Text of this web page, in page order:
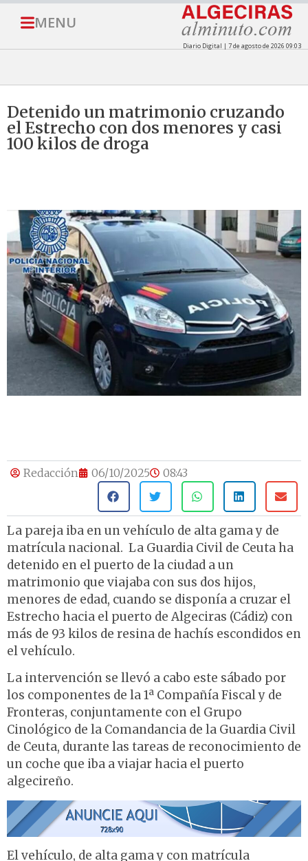
MENU
Diario Digital | 7 de agosto de 2026 09:03
Detenido un matrimonio cruzando
el Estrecho con dos menores y casi
100 kilos de droga
Redacción 06/10/2025 08:43
La pareja iba en un vehículo de alta gama y de
matrícula nacional. La Guardia Civil de Ceuta ha
detenido en el puerto de la ciudad a un
matrimonio que viajaba con sus dos hijos,
menores de edad, cuando se disponía a cruzar el
Estrecho hacia el puerto de Algeciras (Cádiz) con
más de 93 kilos de resina de hachís escondidos en
el vehículo.
La intervención se llevó a cabo este sábado por
los componentes de la 1ª Compañía Fiscal y de
Fronteras, conjuntamente con el Grupo
Cinológico de la Comandancia de la Guardia Civil
de Ceuta, durante las tareas de reconocimiento de
un coche que iba a viajar hacia el puerto
algecireño.
El vehículo, de alta gama y con matrícula